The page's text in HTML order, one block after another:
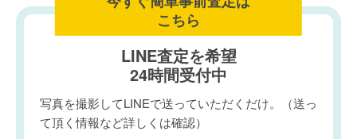
こちら
LINE査定を希望
24時間受付中
写真を撮影してLINEで送っていただくだけ。（送っ
て頂く情報など詳しくは確認）